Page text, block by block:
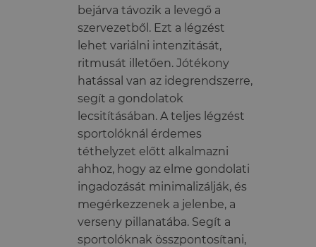
bejárva távozik a levegő a
szervezetből. Ezt a légzést
lehet variálni intenzitását,
ritmusát illetően. Jótékony
hatással van az idegrendszerre,
segít a gondolatok
lecsitításában. A teljes légzést
sportolóknál érdemes
téthelyzet előtt alkalmazni
ahhoz, hogy az elme gondolati
ingadozását minimalizálják, és
megérkezzenek a jelenbe, a
verseny pillanatába. Segít a
sportolóknak összpontosítani,